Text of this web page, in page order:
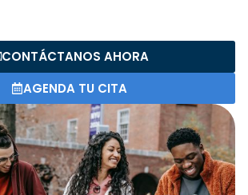
CONTÁCTANOS AHORA
AGENDA TU CITA